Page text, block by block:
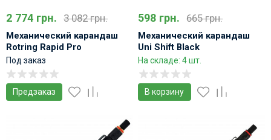
2 774 грн. 3 082 грн.
Механический карандаш
Rotring Rapid Pro
металлический Серый
Под заказ
Предзаказ
598 грн. 665 грн.
Механический карандаш
Uni Shift Black
На складе: 4 шт.
В корзину